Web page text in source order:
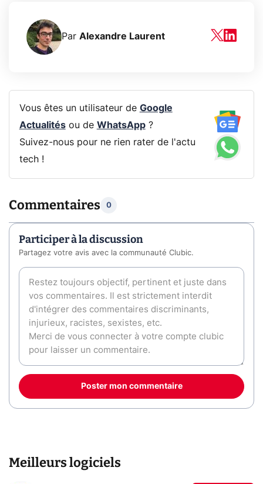
Par Alexandre Laurent
Vous êtes un utilisateur de Google
Actualitésou de WhatsApp?
Suivez-nous pour ne rien rater de l'actu
tech !
Commentaires 0
Participer à la discussion
Partagez votre avis avec la communauté Clubic.
Poster mon commentaire
Meilleurs logiciels